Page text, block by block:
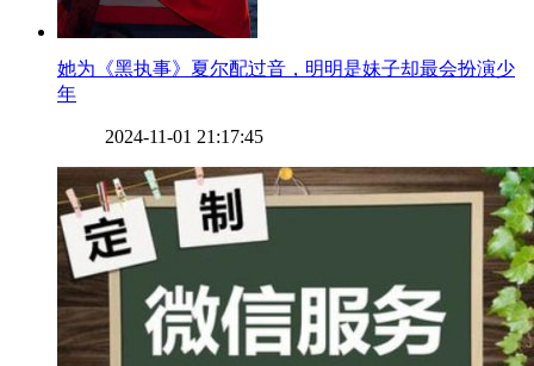
​她为《黑执事》夏尔配过音，明明是妹子却最会扮演少
年
2024-11-01 21:17:45